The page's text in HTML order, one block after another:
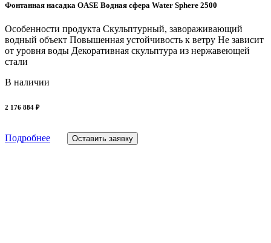
Фонтанная насадка OASE Водная сфера Water Sphere 2500
Особенности продукта Скульптурный, завораживающий
водный объект Повышенная устойчивость к ветру Не зависит
от уровня воды Декоративная скульптура из нержавеющей
стали
В наличии
2 176 884 ₽
Подробнее Оставить заявку